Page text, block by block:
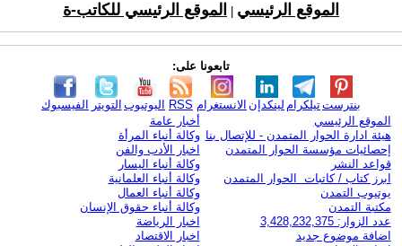
الموقع الرئيسي الموقع الرئيسي للكاتب-ة
تابعونا على:
الفيسبوك التويتر اليوتيوب RSS الانستغرام لينكدإن تيلكرامبنترست
الموقع الرئيسي
هيئة ادارة الحوار المتمدن - للإتصال بنا
إحصائيات مؤسسة الحوار المتمدن
قواعد النشر
ابرز كتاب / كاتبات الحوار المتمدن
يوتيوب التمدن
مكتبة التمدن
عدد الزوار: 3,428,232,375
اضافة موضوع جديد
أخبار عامة
وكالة أنباء المرأة
اخبار الأدب والفن
وكالة أنباء اليسار
وكالة أنباء العلمانية
وكالة أنباء العمال
وكالة أنباء حقوق الإنسان
اخبار الرياضة
اخبار الاقتصاد